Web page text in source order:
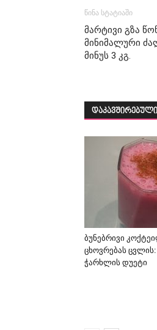
წინა სტატიაში
მარტივი გზა
მინიმალური
მინუს 3 კგ.
დაკავშირებული
ბუნებრივი
ცხოვრებას
ჭარხლის დუეტი